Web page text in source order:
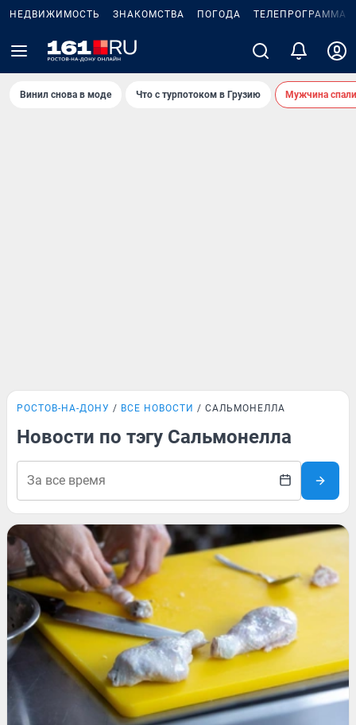
НЕДВИЖИМОСТЬ ЗНАКОМСТВА ПОГОДА ТЕЛЕПРОГРАММА
Винил снова в моде Что с турпотоком в Грузию Мужчина
РОСТОВ-НА-ДОНУ ВСЕ НОВОСТИ САЛЬМОНЕЛЛА
Новости по тэгу Сальмонелла